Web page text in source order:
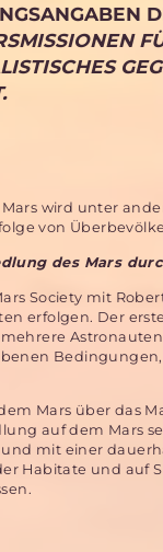
wird unter
von
des Mars
Society mit
erfolgen. Der
Mars über das
auf dem Mars
mit einer
Habitate und auf